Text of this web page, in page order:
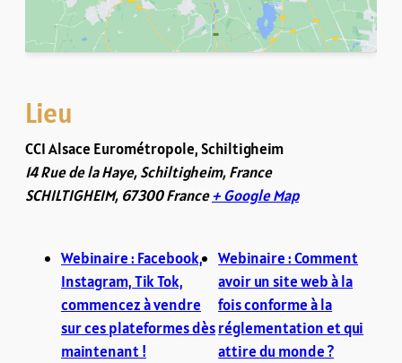
Lieu
CCI Alsace Eurométropole, Schiltigheim
14 Rue de la Haye, Schiltigheim, France
SCHILTIGHEIM, 67300France+ Google Map
Webinaire : Facebook,
Instagram, Tik Tok,
commencez à vendre
sur ces plateformes dès
maintenant !
Webinaire : Comment
avoir un site web à la
fois conforme à la
réglementation et qui
attire du monde ?